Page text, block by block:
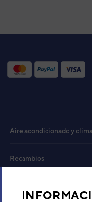
Aire acondicionado y
Recambios